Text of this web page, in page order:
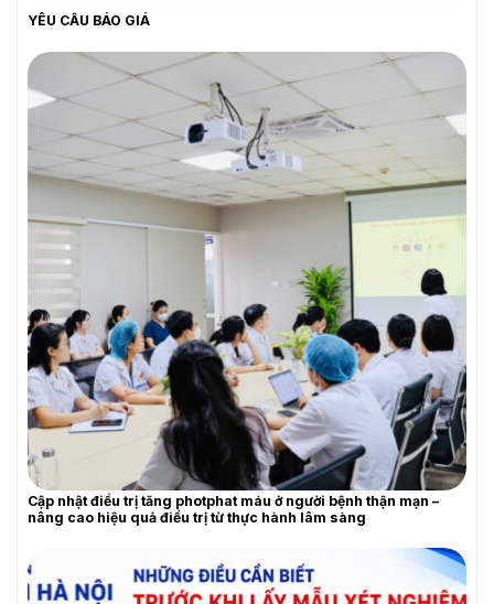
YÊU CẦU BÁO GIÁ
YÊU CẦU BÁO GIÁ
Cập nhật điều trị tăng photphat máu ở người bệnh thận mạn –
nâng cao hiệu quả điều trị từ thực hành lâm sàng